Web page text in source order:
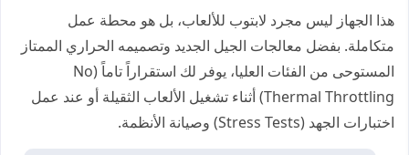
هذا الجهاز ليس مجرد لابتوب للألعاب، بل هو محطة عمل
متكاملة. بفضل معالجات الجيل الجديد وتصميمه الحراري الممتاز
المستوحى من الفئات العليا، يوفر لك استقراراً تاماً (No
Thermal Throttling) أثناء تشغيل الألعاب الثقيلة أو عند عمل
اختبارات الجهد (Stress Tests) وصيانة الأنظمة.